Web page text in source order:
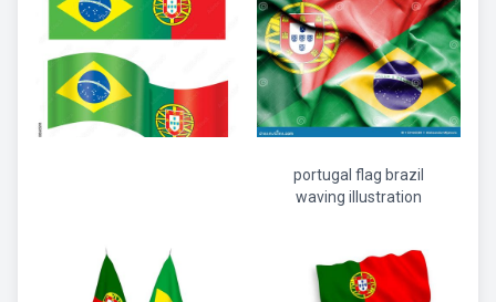
portugal flag brazil
waving illustration